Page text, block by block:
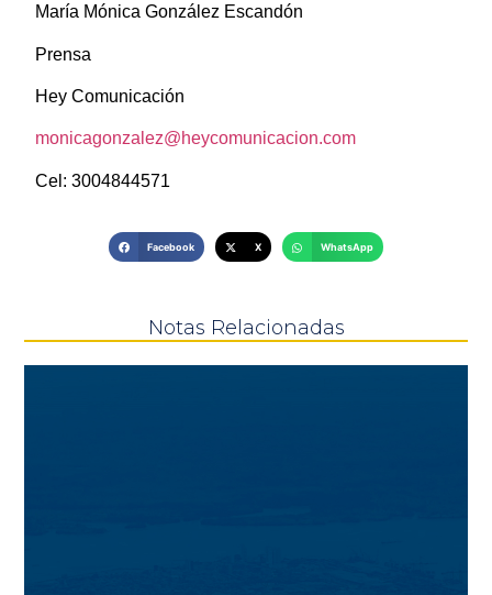
María Mónica González Escandón
Prensa
Hey Comunicación
monicagonzalez@heycomunicacion.com
Cel: 3004844571
Facebook X WhatsApp
Notas Relacionadas